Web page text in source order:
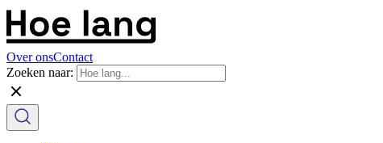
Over onsContact
Zoeken naar: